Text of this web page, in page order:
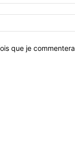
que je